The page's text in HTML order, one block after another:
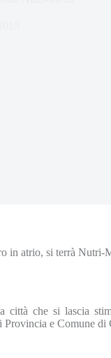
in atrio, si terrà Nutri-
che si lascia
Provincia e Comune